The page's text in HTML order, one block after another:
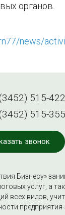
органов.
news/
515-422
515-355
звонок
Бизнесу»
услуг, а
всех видов,
предприятия-